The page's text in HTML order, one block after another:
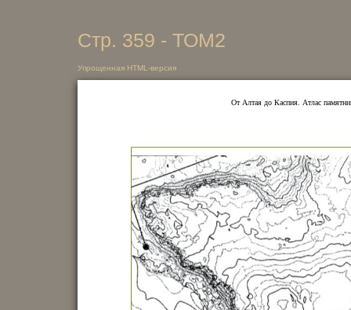
Стр. 359 - ТОМ2
Упрощенная HTML-версия
От Алтая до Каспия. Атлас